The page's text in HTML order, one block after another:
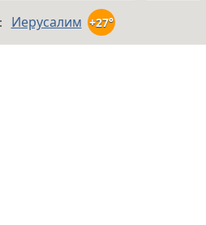
Иерусалим +27°